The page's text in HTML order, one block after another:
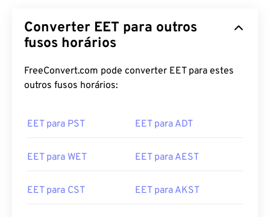
Converter EET para outros
fusos horários
FreeConvert.com pode converter EET para estes
outros fusos horários:
EET para PST EET para ADT
EET para WET EET para AEST
EET para CST EET para AKST